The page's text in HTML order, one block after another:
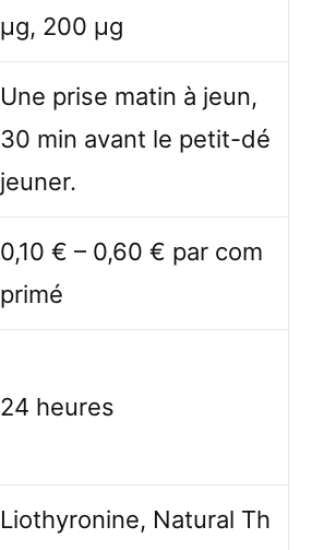
µg, 200 µg
Une prise matin à jeun,
30 min avant le petit-dé
jeuner.
0,10 € – 0,60 € par com
primé
24 heures
Liothyronine, Natural Th